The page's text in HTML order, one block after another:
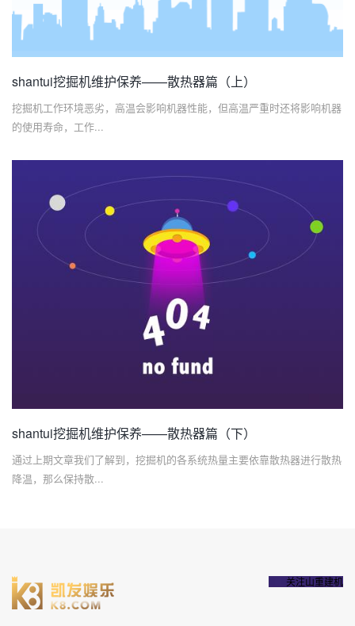
shantui挖掘机维护保养——散热器篇（上）
挖掘机工作环境恶劣，高温会影响机器性能，但高温严重时还将影响机器
的使用寿命，工作...
shantui挖掘机维护保养——散热器篇（下）
通过上期文章我们了解到，挖掘机的各系统热量主要依靠散热器进行散热
降温，那么保持散...
关注山重建机